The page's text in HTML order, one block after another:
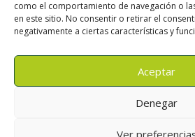
como el comportamiento de navegación o
en este sitio. No consentir o retirar el
negativamente a ciertas características y
Aceptar
Denegar
Ver
HempWear Natural Eco-